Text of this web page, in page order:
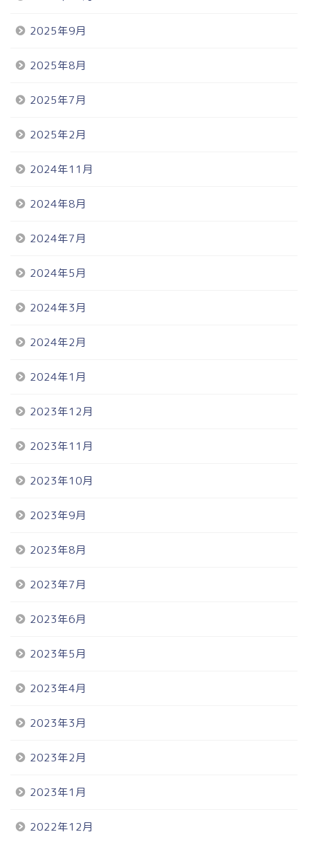
2025年9月
2025年8月
2025年7月
2025年2月
2024年11月
2024年8月
2024年7月
2024年5月
2024年3月
2024年2月
2024年1月
2023年12月
2023年11月
2023年10月
2023年9月
2023年8月
2023年7月
2023年6月
2023年5月
2023年4月
2023年3月
2023年2月
2023年1月
2022年12月